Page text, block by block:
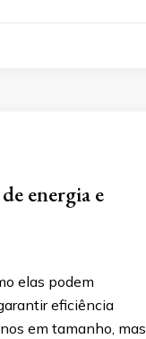
energia e
elas podem
eficiência
em tamanho, mas